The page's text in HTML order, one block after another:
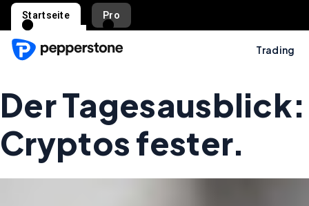
Startseite Pro
Trading
Der
Cryptos fester.